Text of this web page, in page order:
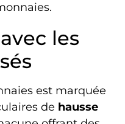
les
est marquée
de hausse